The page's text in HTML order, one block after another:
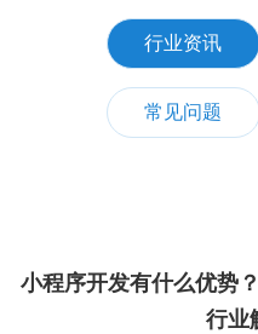
动
企
行业资讯
常见问题
小程序开发有什么优势
行业